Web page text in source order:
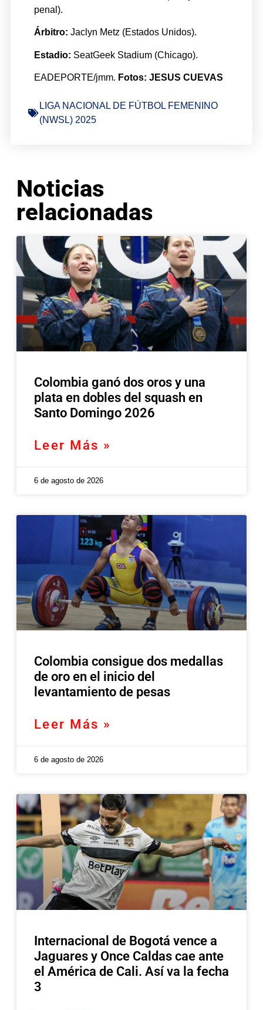
penal).
Árbitro: Jaclyn Metz (Estados Unidos).
Estadio: SeatGeek Stadium (Chicago).
EADEPORTE/jmm. Fotos: JESUS CUEVAS
LIGA NACIONAL DE FÚTBOL FEMENINO
(NWSL) 2025
Noticias
relacionadas
Colombia ganó dos oros y una
plata en dobles del squash en
Santo Domingo 2026
Leer Más »
6 de agosto de 2026
Colombia consigue dos medallas
de oro en el inicio del
levantamiento de pesas
Leer Más »
6 de agosto de 2026
Internacional de Bogotá vence a
Jaguares y Once Caldas cae ante
el América de Cali. Así va la fecha
3